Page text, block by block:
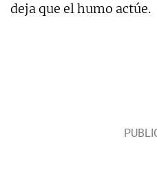
deja que el humo actúe.